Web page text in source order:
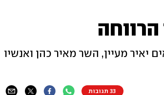
יאיר מעיין, השר מאיר כהן ואנשיו
33 תגובות